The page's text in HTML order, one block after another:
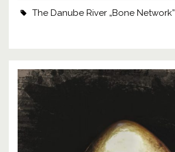
The Danube River „Bone Network”